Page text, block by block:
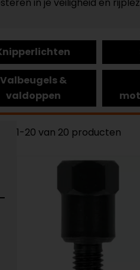
Valbeugels &
valdoppen
1-20 van 20 producten